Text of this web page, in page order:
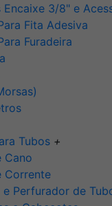
Encaixe 3/8" e
Fita Adesiva
Furadeira
Tubos +
Cano
Corrente
Perfurador de